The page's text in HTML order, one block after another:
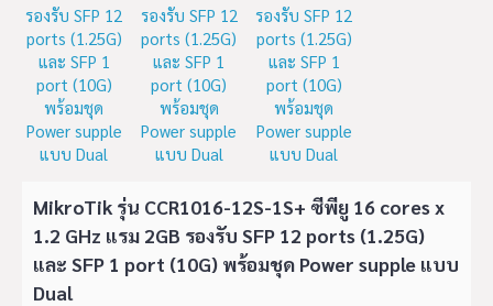
MikroTik รุ่น CCR1016-12S-1S+ ซีพียู 16 cores x
1.2 GHz แรม 2GB รองรับ SFP 12 ports (1.25G)
และ SFP 1 port (10G) พร้อมชุด Power supple แบบ
Dual